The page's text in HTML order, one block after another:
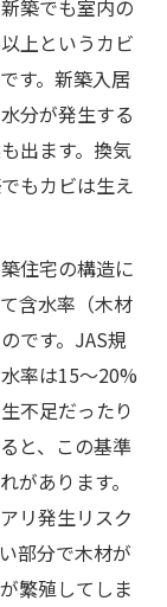
築でも室内の
上というカビ
す。新築入居
分が発生する
出ます。換気
もカビは生え
築住宅の構造に
含水率（木材
です。JAS規
率は15～20%
不足だったり
と、この基準
があります。
リ発生リスク
部分で木材が
繁殖してしま